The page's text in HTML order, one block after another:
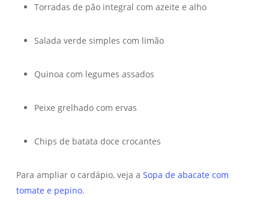
Torradas de pão integral com azeite e alho
Salada verde simples com limão
Quinoa com legumes assados
Peixe grelhado com ervas
Chips de batata doce crocantes
Para ampliar o cardápio, veja a Sopa de abacate com
tomate e pepino.